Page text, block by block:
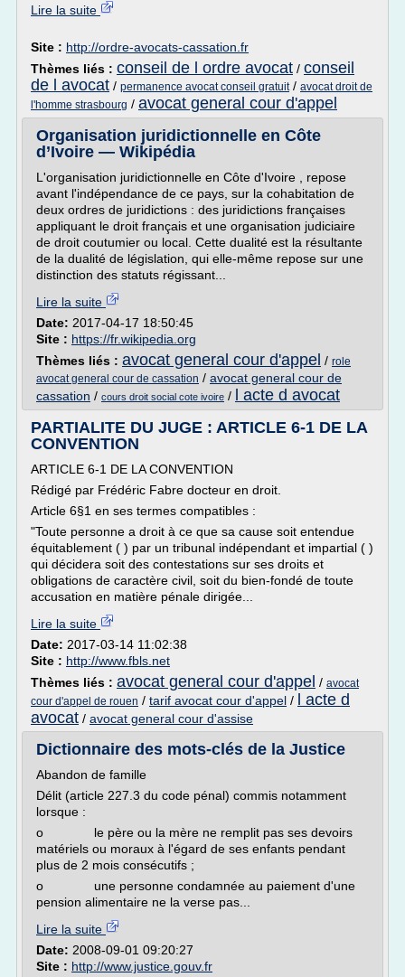
Lire la suite
Site : http://ordre-avocats-cassation.fr
Thèmes liés : conseil de l ordre avocat / conseil
de l avocat / permanence avocat conseil gratuit/ avocat droit de
l'homme strasbourg / avocat general cour d'appel
Organisation juridictionnelle en Côte
d’Ivoire — Wikipédia
L'organisation juridictionnelle en Côte d'Ivoire , repose
avant l'indépendance de ce pays, sur la cohabitation de
deux ordres de juridictions : des juridictions françaises
appliquant le droit français et une organisation judiciaire
de droit coutumier ou local. Cette dualité est la résultante
de la dualité de législation, qui elle-même repose sur une
distinction des statuts régissant...
Lire la suite
Date: 2017-04-17 18:50:45
Site : https://fr.wikipedia.org
Thèmes liés : avocat general cour d'appel / role
avocat general cour de cassation / avocat general cour de
cassation / cours droit social cote ivoire /
l acte d avocat
PARTIALITE DU JUGE : ARTICLE 6-1 DE LA
CONVENTION
ARTICLE 6-1 DE LA CONVENTION
Rédigé par Frédéric Fabre docteur en droit.
Article 6§1 en ses termes compatibles :
"Toute personne a droit à ce que sa cause soit entendue
équitablement ( ) par un tribunal indépendant et impartial ( )
qui décidera soit des contestations sur ses droits et
obligations de caractère civil, soit du bien-fondé de toute
accusation en matière pénale dirigée...
Lire la suite
Date: 2017-03-14 11:02:38
Site : http://www.fbls.net
Thèmes liés : avocat general cour d'appel / avocat
cour d'appel de rouen / tarif avocat cour d'appel /
l acte d
avocat / avocat general cour d'assise
Dictionnaire des mots-clés de la Justice
Abandon de famille
Délit (article 227.3 du code pénal) commis notamment
lorsque :
o le père ou la mère ne remplit pas ses devoirs
matériels ou moraux à l'égard de ses enfants pendant
plus de 2 mois consécutifs ;
o une personne condamnée au paiement d'une
pension alimentaire ne la verse pas...
Lire la suite
Date: 2008-09-01 09:20:27
Site : http://www.justice.gouv.fr